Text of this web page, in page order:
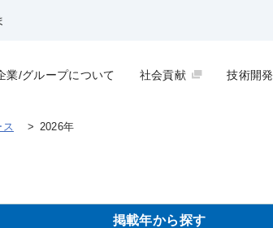
業/グループについて 社会貢献 技術開発
ス > 2026年
掲載年から探す